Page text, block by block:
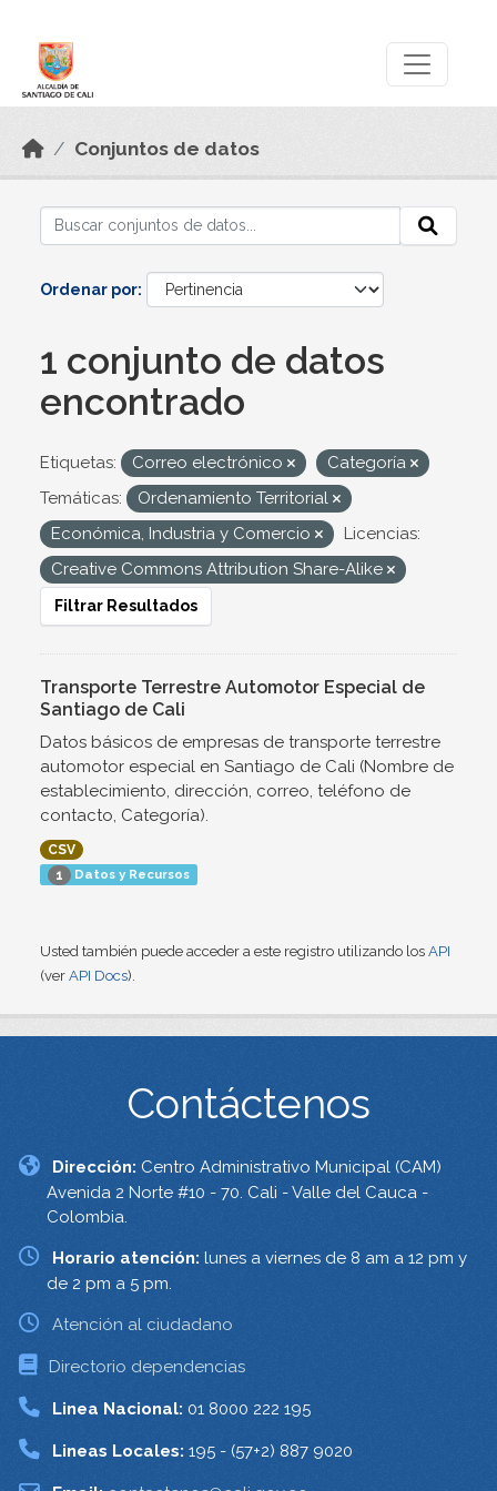
Conjuntos de datos
Ordenar por
1 conjunto de datos
encontrado
Etiquetas: Correo electrónico
Categoría
Temáticas:
Ordenamiento Territorial
Económica, Industria y Comercio
Licencias:
Creative Commons Attribution Share-Alike
Filtrar Resultados
Transporte Terrestre Automotor Especial de
Santiago de Cali
Datos básicos de empresas de transporte terrestre
automotor especial en Santiago de Cali (Nombre de
establecimiento, dirección, correo, teléfono de
contacto, Categoría).
CSV
1 Datos y Recursos
Usted también puede acceder a este registro utilizando los API
(ver API Docs).
Contáctenos
Dirección: Centro Administrativo Municipal (CAM)
Avenida 2 Norte #10 - 70. Cali - Valle del Cauca -
Colombia.
Horario atención: lunes a viernes de 8 am a 12 pm y
de 2 pm a 5 pm.
Atención al ciudadano
Directorio dependencias
Linea Nacional: 01 8000 222 195
Lineas Locales: 195 - (57+2) 887 9020